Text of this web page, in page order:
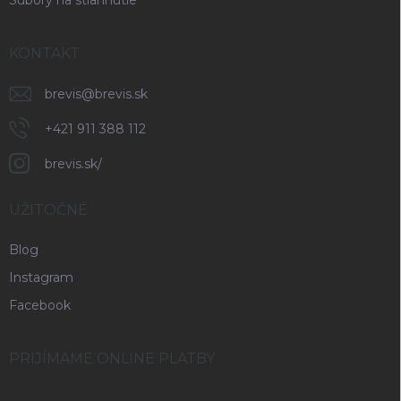
KONTAKT
brevis@brevis.sk
+421 911 388 112
brevis.sk/
UŽITOČNÉ
Blog
Instagram
Facebook
PRIJÍMAME ONLINE PLATBY